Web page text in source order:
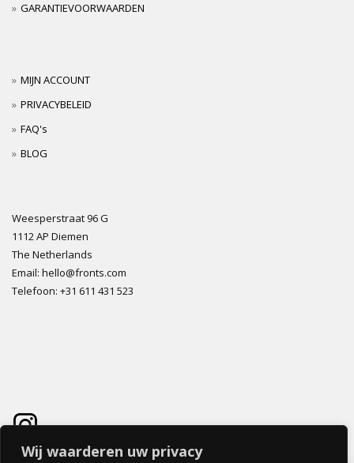
Wij waarderen uw privacy
GARANTIEVOORWAARDEN
MIJN ACCOUNT
PRIVACYBELEID
FAQ's
BLOG
Weesperstraat 96 G
1112 AP Diemen
The Netherlands
Email: hello@fronts.com
Telefoon: +31 611 431 523